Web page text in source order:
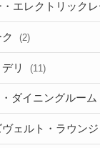
エレクトリック
(2)
リ (11)
ダイニングルーム
ェルト・ラウンジ